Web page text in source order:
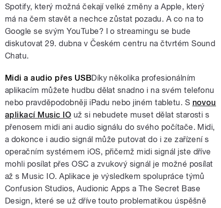
Spotify, který možná čekají velké změny a Apple, který
má na čem stavět a nechce zůstat pozadu. A co na to
Google se svým YouTube? I o streamingu se bude
diskutovat 29. dubna v Českém centru na čtvrtém Sound
Chatu.
Midi a audio přes USBDíky několika profesionálním
aplikacím můžete hudbu dělat snadno i na svém telefonu
nebo pravděpodobněji iPadu nebo jiném tabletu. S novou
aplikací Music IO už si nebudete muset dělat starosti s
přenosem midi ani audio signálu do svého počítače. Midi,
a dokonce i audio signál může putovat do i ze zařízení s
operačním systémem iOS, přičemž midi signál jste dříve
mohli posílat přes OSC a zvukový signál je možné posílat
až s Music IO. Aplikace je výsledkem spolupráce týmů
Confusion Studios, Audionic Apps a The Secret Base
Design, které se už dříve touto problematikou úspěšně